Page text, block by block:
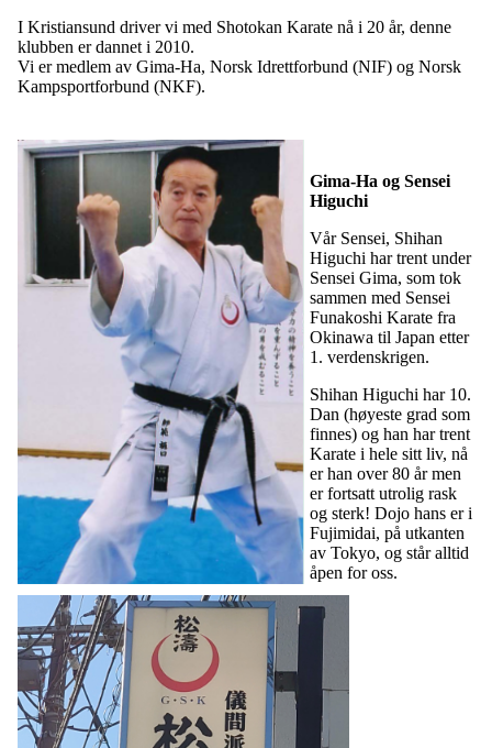
I Kristiansund driver vi med Shotokan Karate nå i 20 år, denne
klubben er dannet i 2010.
Vi er medlem av Gima-Ha, Norsk Idrettforbund (NIF) og Norsk
Kampsportforbund (NKF).
Gima-Ha og Sensei
Higuchi
Vår Sensei, Shihan
Higuchi har trent under
Sensei Gima, som tok
sammen med Sensei
Funakoshi Karate fra
Okinawa til Japan etter
1. verdenskrigen.
Shihan Higuchi har 10.
Dan (høyeste grad som
finnes) og han har trent
Karate i hele sitt liv, nå
er han over 80 år men
er fortsatt utrolig rask
og sterk! Dojo hans er i
Fujimidai, på utkanten
av Tokyo, og står alltid
åpen for oss.